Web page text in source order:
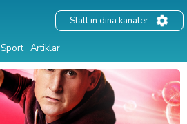
Sport Artiklar
Ställ in dina kanaler